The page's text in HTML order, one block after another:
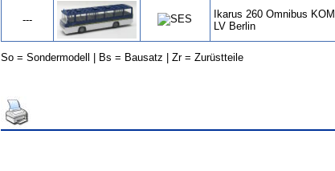
---
Ikarus 260 Omnibus KOM
LV Berlin
So = Sondermodell | Bs = Bausatz | Zr = Zurüstteile